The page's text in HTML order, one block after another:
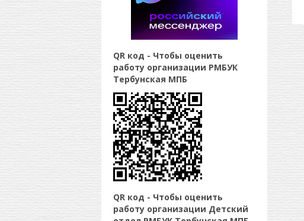
QR код - Чтобы оценить
работу организации РМБУК
Тербунская МПБ
QR код - Чтобы оценить
работу организации Детский